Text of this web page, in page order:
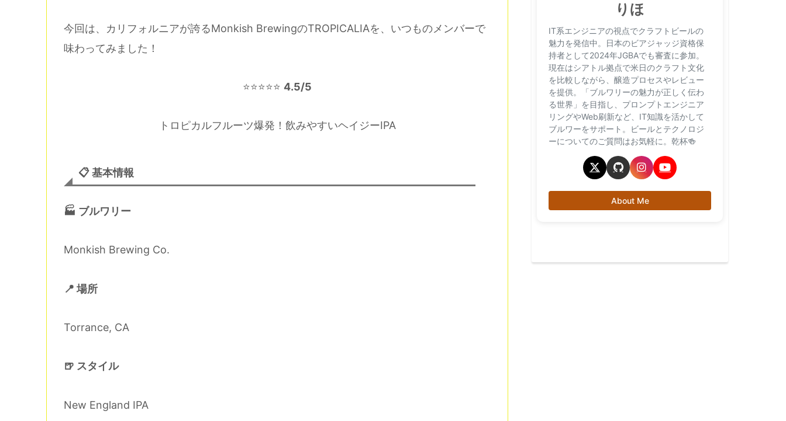
今回は、カリフォルニアが誇るMonkish BrewingのTROPICALIAを、いつものメンバーで
味わってみました！
⭐⭐⭐⭐⭐ 4.5/5
トロピカルフルーツ爆発！飲みやすいヘイジーIPA
📋 基本情報
🏭 ブルワリー
Monkish Brewing Co.
📍 場所
Torrance, CA
🍺 スタイル
New England IPA
りほ
IT系エンジニアの視点でクラフトビールの
魅力を発信中。日本のビアジャッジ資格保
持者として2024年JGBAでも審査に参加。
現在はシアトル拠点で米日のクラフト文化
を比較しながら、醸造プロセスやレビュー
を提供。「ブルワリーの魅力が正しく伝わ
る世界」を目指し、プロンプトエンジニア
リングやWeb刷新など、IT知識を活かして
ブルワーをサポート。ビールとテクノロジ
ーについてのご質問はお気軽に。乾杯🍻
About Me